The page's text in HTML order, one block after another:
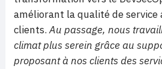
améliorant la qualité de service
clients.Au passage, nous
climat plus serein grâce au
proposant à nos clients des